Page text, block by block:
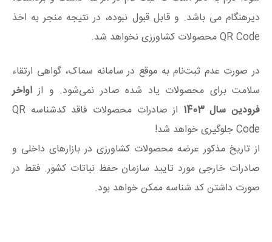
دیرهنگام می باشد. و قابل قبول نبوده، در نتیجه منجر به اخذ
QR Code محصولات کشاورزی نخواهد شد.
در صورت عدم ثبت‌نام به موقع در سامانه سماک، گواهی ارتقاء
سلامت برای محصولات یاد شده صادر نمی‌شود. و از اواخر
فرودین سال 1403
از صادرات محصولات فاقد کدشناسه QR
Code جلوگیری خواهد شد!
از تاریخ مذکور عرضه محصولات کشاورزی در بازارهای داخلی و
صادرات خارجی مورد تایید سازمان حفظ نباتات کشور. فقط در
صورت داشتن کد شناسه ممکن خواهد بود.